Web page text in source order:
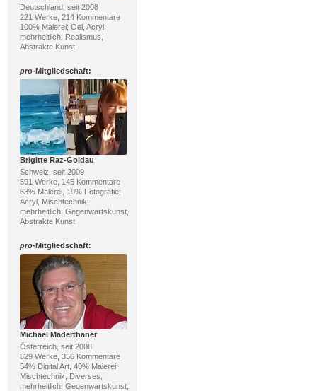
Deutschland, seit 2008
221 Werke, 214 Kommentare
100% Malerei; Oel, Acryl;
mehrheitlich: Realismus,
Abstrakte Kunst
pro-Mitgliedschaft:
Brigitte Raz-Goldau
Schweiz, seit 2009
591 Werke, 145 Kommentare
63% Malerei, 19% Fotografie;
Acryl, Mischtechnik;
mehrheitlich: Gegenwartskunst,
Abstrakte Kunst
pro-Mitgliedschaft:
Michael Maderthaner
Österreich, seit 2008
829 Werke, 356 Kommentare
54% Digital Art, 40% Malerei;
Mischtechnik, Diverses;
mehrheitlich: Gegenwartskunst,